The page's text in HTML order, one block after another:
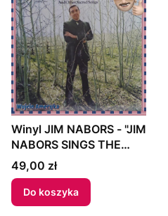
Winyl JIM NABORS - "JIM
NABORS SINGS THE
LORD'S PRAYER AND
OTHER SACRED SONGS"
1968 US
Cena
49,00 zł
Do koszyka